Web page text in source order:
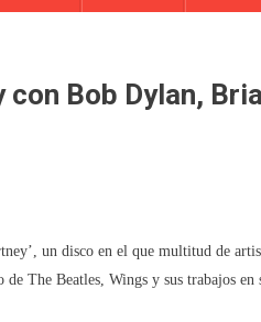
Bob Dylan,
un disco en el que multitud de
de The Beatles, Wings y sus trabajos